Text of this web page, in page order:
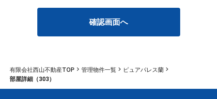
有限会社西山不動産TOP 管理物件一覧
ピュアパレス蘭
部屋詳細（303）